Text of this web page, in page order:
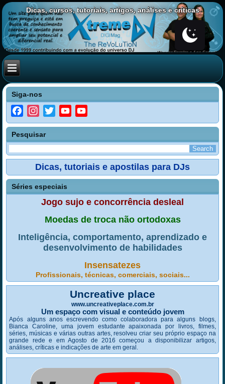
Dicas, cursos, tutoriais, artigos, análises e críticas
Siga-nos
FacebookInstagramTwitterYouTube
Channel
Pesquisar
Dicas, tutoriais e apostilas para DJs
Séries especiais
Jogo sujo e concorrência desleal
Moedas de troca não ortodoxas
Inteligência, comportamento, aprendizado e
desenvolvimento de habilidades
Insensatezes
Profissionais, técnicas, comerciais, sociais...
Uncreative place
www.uncreativeplace.com.br
Um espaço com visual e conteúdo jovem
Após alguns anos escrevendo como colaboradora para alguns blogs,
Bianca Caroline, uma jovem estudante apaixonada por livros, filmes,
séries, músicas e várias outras artes, resolveu criar seu próprio espaço na
grande rede e em Agosto de 2016 começou a disponibilizar artigos,
análises, críticas e indicações de arte em geral.